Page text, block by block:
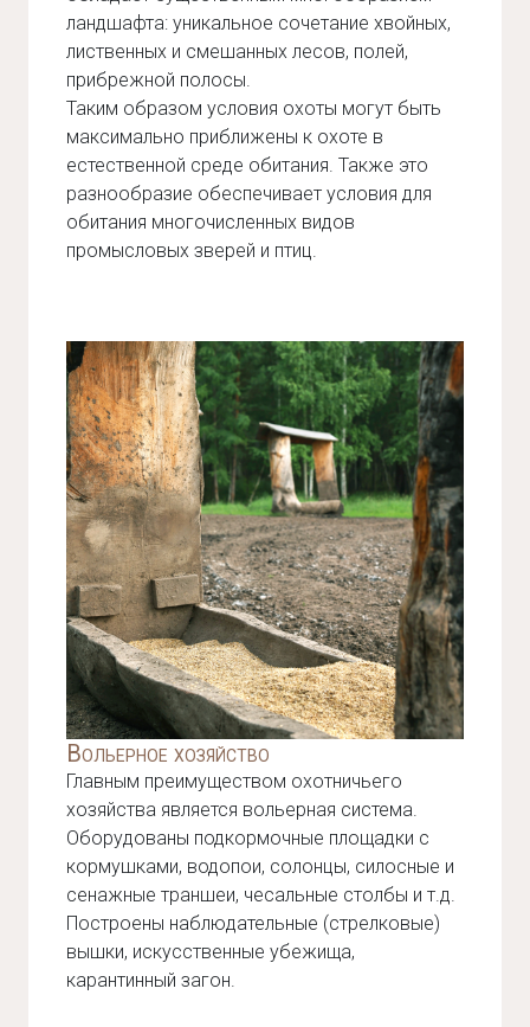
ландшафта: уникальное сочетание хвойных,
лиственных и смешанных лесов, полей,
прибрежной полосы.
Таким образом условия охоты могут быть
максимально приближены к охоте в
естественной среде обитания. Также это
разнообразие обеспечивает условия для
обитания многочисленных видов
промысловых зверей и птиц.
Вольерное хозяйство
Главным преимуществом охотничьего
хозяйства является вольерная система.
Оборудованы подкормочные площадки с
кормушками, водопои, солонцы, силосные и
сенажные траншеи, чесальные столбы и т.д.
Построены наблюдательные (стрелковые)
вышки, искусственные убежища,
карантинный загон.